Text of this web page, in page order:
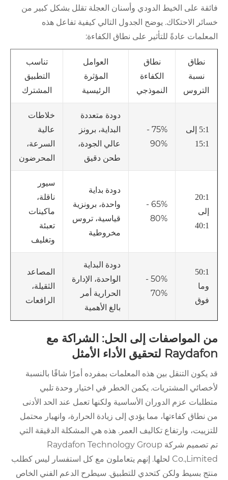
فائقة على الخيط الدودي وأسنان العجلة تقلل بشكل كبير من
خسائر الاحتكاك. يوضح الجدول التالي كيفية تفاعل هذه
المعلمات عادةً للتأثير على نطاق الكفاءة:
نطاق
نسبة
التروس
نطاق
الكفاءة
النموذجي
العوامل
المؤثرة
الرئيسية
تناسب
التطبيق
المشترك
5:1 إلى
15:1
75% -
90%
دودة متعددة
البداية، برونز
عالي الجودة،
طحن دقيق
خلاطات
عالية
السرعة،
المحرضون
20:1
إلى
40:1
65% -
80%
دودة بداية
واحدة، برونزية
قياسية، تروس
مخروطية
سيور
ناقلة،
ماكينات
تعبئة
وتغليف
50:1
وما
فوق
50% -
70%
دودة البداية
الواحدة، الإدارة
الحرارية أمر
بالغ الأهمية
المصاعد
الثقيلة،
الرافعات
من المواصفات إلى الحل: الشراكة مع
Raydafon لتحقيق الأداء الأمثل
قد يكون التنقل بين هذه المعلمات بمفرده أمرًا شاقًا بالنسبة
لأخصائي المشتريات. يكمن الخطر في اختيار وحدة تلبي
متطلبات عزم الدوران الأساسية ولكنها تعمل عند الحد الأدنى
من نطاق كفاءتها، مما يؤدي إلى زيادة الحرارة، وانهيار محتمل
للتزييت، وارتفاع تكاليف العمر. هذه هي المشكلة الدقيقة التي
تم تصميم شركة Raydafon Technology Group
Co.,Limited لحلها. إنهم يتعاملون مع كل استفسار ليس كطلب
منتج بسيط ولكن كتحدي للتطبيق. سيطرح الدعم الفني الخاص